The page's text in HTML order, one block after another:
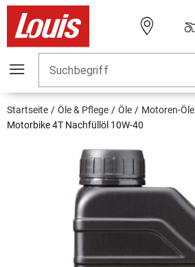
Suchbegriff
Startseite Öle & Pflege Öle
Motoren-Öle
Motorbike 4T Nachfüllöl 10W-40